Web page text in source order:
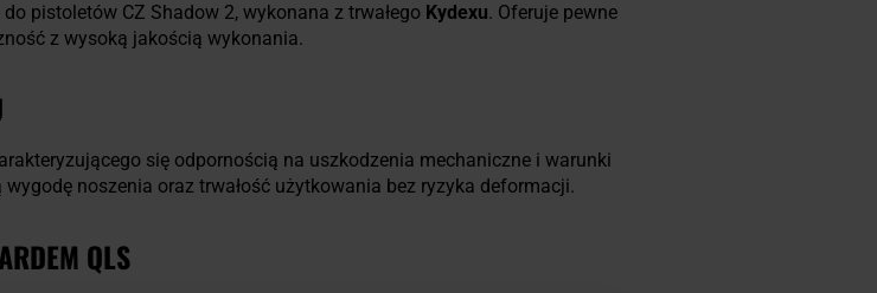
pistoletów CZ Shadow 2, wykonana z trwałego Kydexu. Oferuje pewne
z wysoką jakością wykonania.
się odpornością na uszkodzenia mechaniczne i warunki
noszenia oraz trwałość użytkowania bez ryzyka deformacji.
QLS